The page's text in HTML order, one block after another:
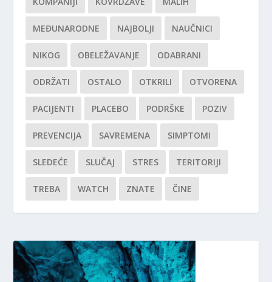
MEĐUNARODNE NAJBOLJI NAUČNICI
NIKOG OBELEŽAVANJE ODABRANI
ODRŽATI OSTALO OTKRILI OTVORENA
PACIJENTI PLACEBO PODRŠKE POZIV
PREVENCIJA SAVREMENA SIMPTOMI
SLEDEĆE SLUČAJ STRES TERITORIJI
TREBA WATCH ZNATE ČINE